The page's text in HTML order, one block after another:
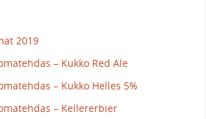
2019
– Kukko Red Ale
– Kukko Helles 5%
– Kellererbier